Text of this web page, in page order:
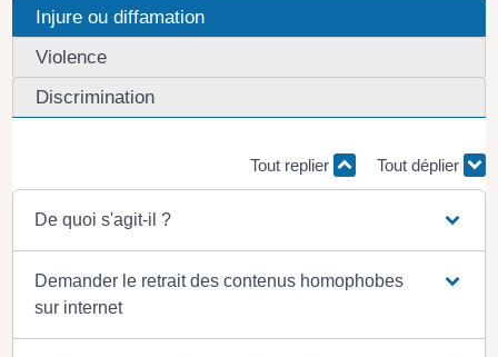
Injure ou diffamation
Violence
Discrimination
Tout replier Tout déplier
De quoi s'agit-il ?
Demander le retrait des contenus homophobes
sur internet